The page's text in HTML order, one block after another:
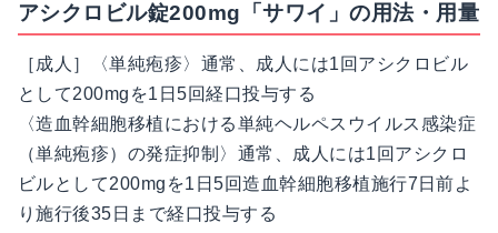
アシクロビル錠200mg「サワイ」の用法・用量
［成人］〈単純疱疹〉通常、成人には1回アシクロビル
として200mgを1日5回経口投与する
〈造血幹細胞移植における単純ヘルペスウイルス感染症
（単純疱疹）の発症抑制〉通常、成人には1回アシクロ
ビルとして200mgを1日5回造血幹細胞移植施行7日前よ
り施行後35日まで経口投与する